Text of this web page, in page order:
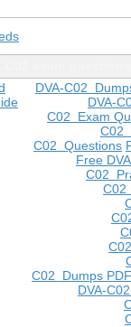
DVA-C02
DVA-
C02 Exam
C02
C02 Questions
Free
C02
C02
C02 Dumps PDF
DVA-